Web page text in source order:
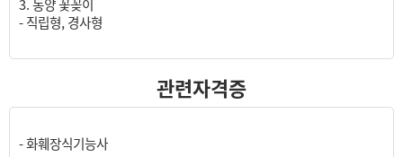
3. 동양 꽃꽂이
- 직립형, 경사형
관련자격증
- 화훼장식기능사